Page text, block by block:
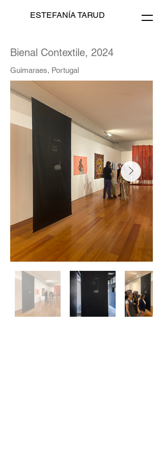
ESTEFANÍA TARUD
Bienal Contextile, 2024
Guimaraes, Portugal